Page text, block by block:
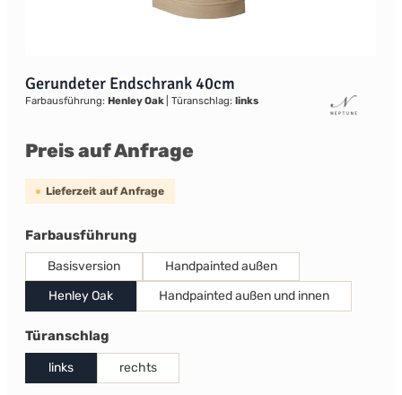
Gerundeter Endschrank 40cm
Farbausführung: Henley Oak Türanschlag: links
Preis auf Anfrage
Lieferzeit auf Anfrage
Farbausführungauswählen
Basisversion
Handpainted außen
Henley Oak
Handpainted außen und innen
Türanschlagauswählen
links rechts